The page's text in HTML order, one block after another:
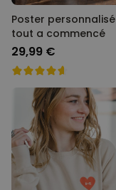
Poster
tout a commencé
29,99 €